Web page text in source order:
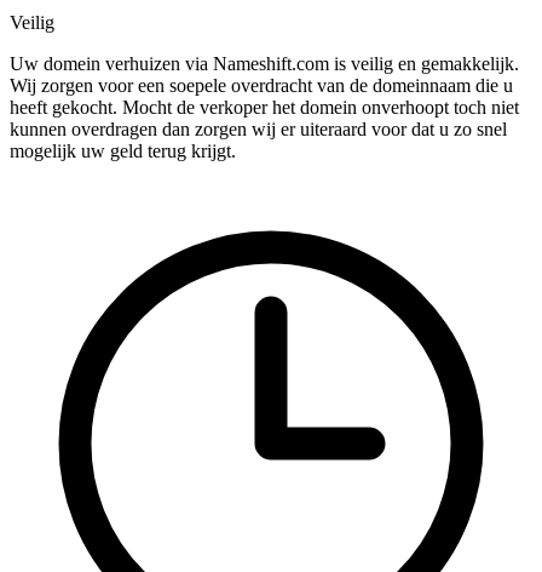
Veilig
Uw domein verhuizen via Nameshift.com is veilig en gemakkelijk.
Wij zorgen voor een soepele overdracht van de domeinnaam die u
heeft gekocht. Mocht de verkoper het domein onverhoopt toch niet
kunnen overdragen dan zorgen wij er uiteraard voor dat u zo snel
mogelijk uw geld terug krijgt.